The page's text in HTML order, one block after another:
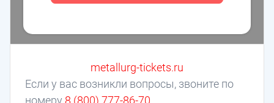
Если у вас возникли вопросы, звоните по
номеру 8 (800) 777-86-70
metallurg-tickets.ru